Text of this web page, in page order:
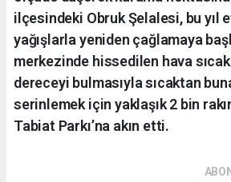
ilçesindeki Obruk Şelalesi, bu yıl
yağışlarla yeniden çağlamaya
merkezinde hissedilen hava
dereceyi bulmasıyla sıcaktan
serinlemek için yaklaşık 2 bin
Tabiat Parkı’na akın etti.